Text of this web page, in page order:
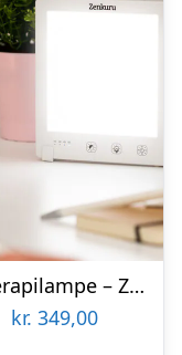
Lysterapilampe – Zenkuru
kr. 349,00